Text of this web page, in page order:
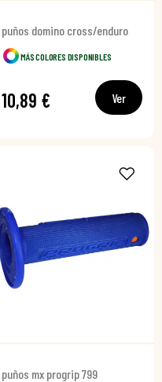
puños domino cross/enduro
MÁS COLORES DISPONIBLES
10,89 € Ver
puños mx progrip 799